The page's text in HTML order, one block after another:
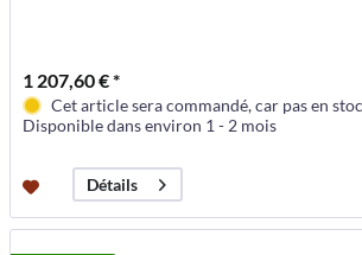
1 207,60 € *
Cet article sera commandé, car pas en
Disponible dans environ 1 - 2 mois
Détails